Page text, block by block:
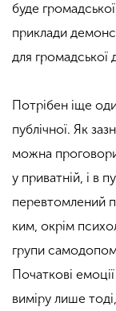
буде
приклади
для громадської
Потрібен іще
публічної. Як
можна
у приватній, і в
перевтомлений
ким, окрім
групи
Початкові
виміру лише